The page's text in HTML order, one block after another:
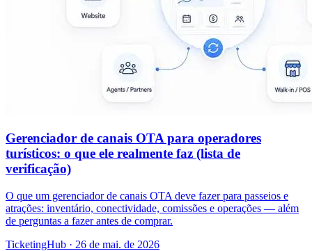
Gerenciador de canais OTA para operadores
turísticos: o que ele realmente faz (lista de
verificação)
O que um gerenciador de canais OTA deve fazer para passeios e
atrações: inventário, conectividade, comissões e operações — além
de perguntas a fazer antes de comprar.
TicketingHub · 26 de mai. de 2026